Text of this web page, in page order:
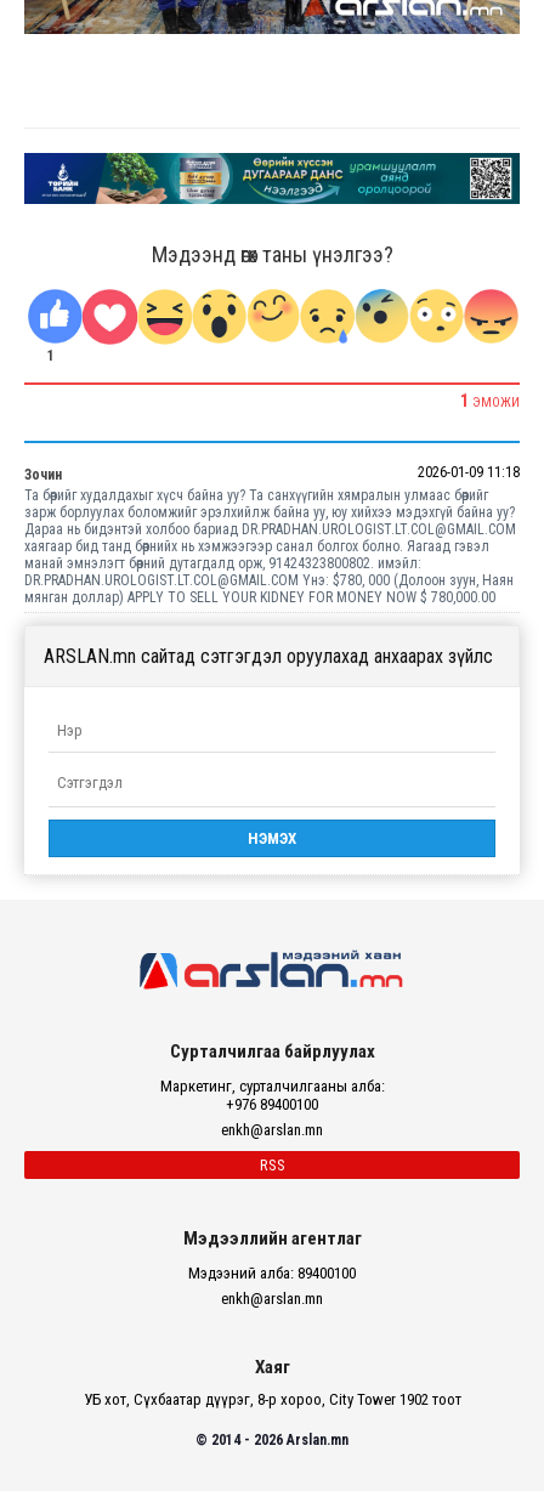
Мэдээнд өгөх таны үнэлгээ?
1
1 ЭМОЖИ
Зочин
2026-01-09 11:18
Та бөөрийг худалдахыг хүсч байна уу? Та санхүүгийн хямралын улмаас бөөрийг
зарж борлуулах боломжийг эрэлхийлж байна уу, юу хийхээ мэдэхгүй байна уу?
Дараа нь бидэнтэй холбоо бариад DR.PRADHAN.UROLOGIST.LT.COL@GMAIL.COM
хаягаар бид танд бөөрнийх нь хэмжээгээр санал болгох болно. Яагаад гэвэл
манай эмнэлэгт бөөрний дутагдалд орж, 91424323800802. имэйл:
DR.PRADHAN.UROLOGIST.LT.COL@GMAIL.COM Yнэ: $780, 000 (Долоон зуун, Наян
мянган доллар) APPLY TO SELL YOUR KIDNEY FOR MONEY NOW $ 780,000.00
ARSLAN.mn сайтад сэтгэгдэл оруулахад анхаарах зүйлс
Сурталчилгаа байрлуулах
Маркетинг, сурталчилгааны алба:
+976 89400100
enkh@arslan.mn
RSS
Мэдээллийн агентлаг
Мэдээний алба: 89400100
enkh@arslan.mn
Хаяг
УБ хот, Сүхбаатар дүүрэг, 8-р хороо, City Tower 1902 тоот
© 2014 - 2026 Arslan.mn